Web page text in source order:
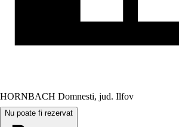
HORNBACH Domnesti, jud. Ilfov
Nu poate fi rezervat